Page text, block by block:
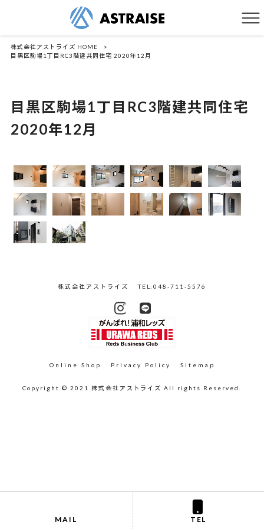
株式会社アストライズ HOME
>
目黒区駒場1丁目RC3階建共同住宅 2020年12月
目黒区駒場1丁目RC3階建共同住宅
2020年12月
株式会社アストライズ TEL:048-711-5576
Online Shop Privacy Policy Sitemap
Copyright © 2021 株式会社アストライズ All rights Reserved.
MAIL TEL